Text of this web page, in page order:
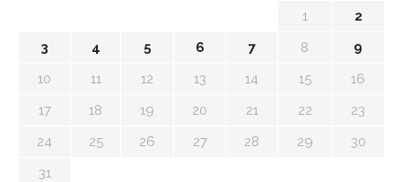
1
2
3
4 5 6 7 8
9
10
11 12 13 14 15
16
17
18 19 20 21 22
23
24
25 26 27 28 29
30
31